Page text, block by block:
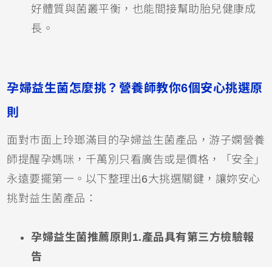
好體質與菌叢平衡，也能間接幫助胎兒健康成
長。
孕婦益生菌怎麼挑？營養師教你6個安心挑選原
則
面對市面上玲瑯滿目的孕婦益生菌產品，游子嫻營養
師提醒孕媽咪，千萬別只看廣告或是價格，「安全」
永遠要擺第一。以下整理出6大挑選關鍵，讓妳安心
挑對益生菌產品：
孕婦益生菌推薦原則1.產品具有第三方檢驗報
告